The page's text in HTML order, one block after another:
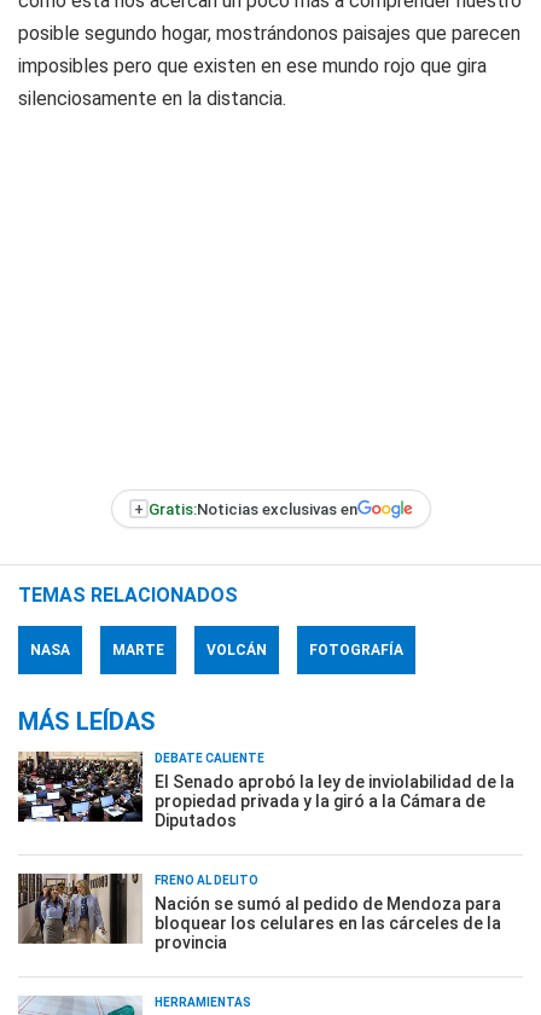
posible segundo hogar, mostrándonos paisajes que parecen
imposibles pero que existen en ese mundo rojo que gira
silenciosamente en la distancia.
+ Gratis:Noticias exclusivas en
TEMAS RELACIONADOS
NASA MARTE VOLCÁN FOTOGRAFÍA
MÁS LEÍDAS
DEBATE CALIENTE
El Senado aprobó la ley de inviolabilidad de la
propiedad privada y la giró a la Cámara de
Diputados
FRENO AL DELITO
Nación se sumó al pedido de Mendoza para
bloquear los celulares en las cárceles de la
provincia
HERRAMIENTAS